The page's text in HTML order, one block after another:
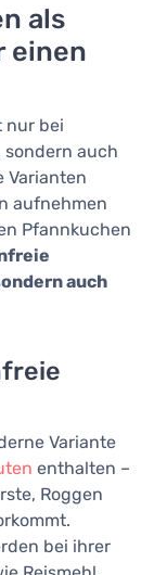
als
einen
nur bei
sondern auch
Varianten
aufnehmen
Pfannkuchen
auch
Variante
enthalten –
Roggen
bei ihrer